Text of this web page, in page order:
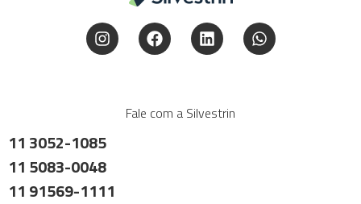
Fale com a Silvestrin
11 3052-1085
11 5083-0048
11 91569-1111